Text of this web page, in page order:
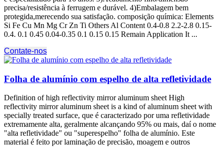
precisa/resistência à ferrugem e durável. 4)Embalagem bem
protegida,merecendo sua satisfação. composição química: Elements
Si Fe Cu Mn Mg Cr Zn Ti Others Al Content 0.4-0.8 2.2-2.8 0.15-
0.4. 0.1 0.45 0.04-0.35 0.1 0.15 0.15 Remain Application It ...
Contate-nos
Folha de alumínio com espelho de alta refletividade
Definition of high reflectivity mirror aluminum sheet High
reflectivity mirror aluminum sheet is a kind of aluminum sheet with
specially treated surface, que é caracterizado por uma refletividade
extremamente alta, geralmente alcançando 95% ou mais, daí o nome
"alta refletividade" ou "superespelho" folha de alumínio. Este
material é feito por laminação de precisão, moagem e outros